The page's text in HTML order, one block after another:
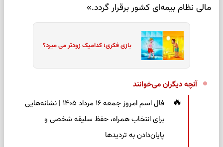
مالی نظام بیمه‌ای کشور برقرار گردد.»
بازی فکری؛ کدامیک زودتر می میرد؟
آنچه دیگران می‌خوانند
فال اسم امروز جمعه ۱۶ مرداد ۱۴۰۵ | نشانه‌هایی
برای انتخاب همراه، حفظ سلیقه شخصی و
پایان‌دادن به تردیدها